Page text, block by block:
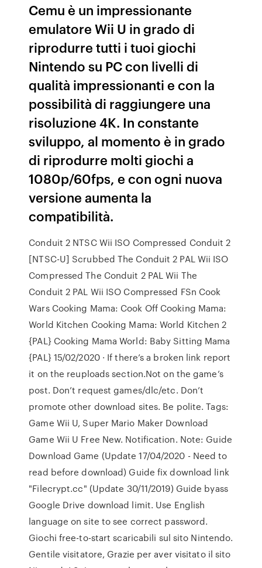
Cemu è un impressionante
emulatore Wii U in grado di
riprodurre tutti i tuoi giochi
Nintendo su PC con livelli di
qualità impressionanti e con la
possibilità di raggiungere una
risoluzione 4K. In constante
sviluppo, al momento è in grado
di riprodurre molti giochi a
1080p/60fps, e con ogni nuova
versione aumenta la
compatibilità.
Conduit 2 NTSC Wii ISO Compressed Conduit 2
[NTSC-U] Scrubbed The Conduit 2 PAL Wii ISO
Compressed The Conduit 2 PAL Wii The
Conduit 2 PAL Wii ISO Compressed FSn Cook
Wars Cooking Mama: Cook Off Cooking Mama:
World Kitchen Cooking Mama: World Kitchen 2
{PAL} Cooking Mama World: Baby Sitting Mama
{PAL} 15/02/2020 · If there’s a broken link report
it on the reuploads section.Not on the game’s
post. Don’t request games/dlc/etc. Don’t
promote other download sites. Be polite. Tags:
Game Wii U, Super Mario Maker Download
Game Wii U Free New. Notification. Note: Guide
Download Game (Update 17/04/2020 - Need to
read before download) Guide fix download link
"Filecrypt.cc" (Update 30/11/2019) Guide byass
Google Drive download limit. Use English
language on site to see correct password.
Giochi free-to-start scaricabili sul sito Nintendo.
Gentile visitatore, Grazie per aver visitato il sito